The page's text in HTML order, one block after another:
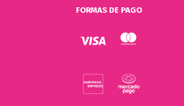
FORMAS DE PAGO